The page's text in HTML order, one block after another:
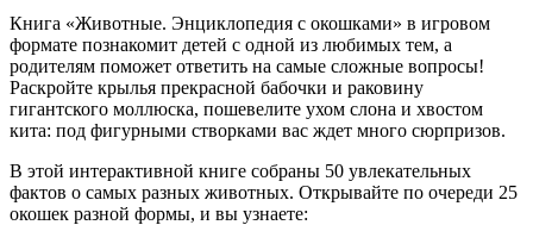
Книга «Животные. Энциклопедия с окошками» в игровом
формате познакомит детей с одной из любимых тем, а
родителям поможет ответить на самые сложные вопросы!
Раскройте крылья прекрасной бабочки и раковину
гигантского моллюска, пошевелите ухом слона и хвостом
кита: под фигурными створками вас ждет много сюрпризов.
В этой интерактивной книге собраны 50 увлекательных
фактов о самых разных животных. Открывайте по очереди 25
окошек разной формы, и вы узнаете: